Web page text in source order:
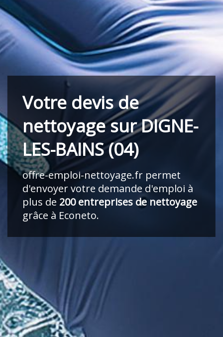
Votre devis de
nettoyage sur DIGNE-
LES-BAINS (04)
offre-emploi-nettoyage.frpermet
d'envoyer votre demande d'emploi à
plus de 200 entreprises de nettoyage
grâce à Econeto.